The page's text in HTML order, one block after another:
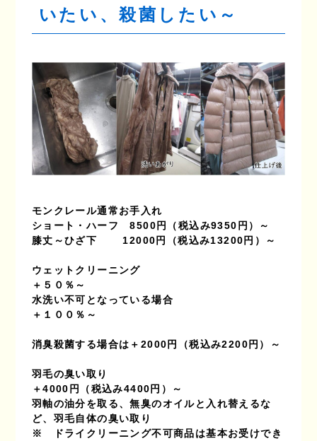
いたい、殺菌したい～
モンクレール通常お手入れ
ショート・ハーフ　8500円（税込み9350円）～
膝丈～ひざ下　　 12000円（税込み13200円）～
ウェットクリーニング
＋５０％～
水洗い不可となっている場合
＋１００％～
消臭殺菌する場合は＋2000円（税込み2200円）～
羽毛の臭い取り
＋4000円（税込み4400円）～
羽軸の油分を取る、無臭のオイルと入れ替えるな
ど、羽毛自体の臭い取り
※　ドライクリーニング不可商品は基本お受けでき